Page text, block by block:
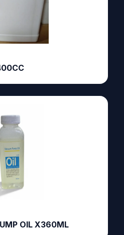
OIL X360ML